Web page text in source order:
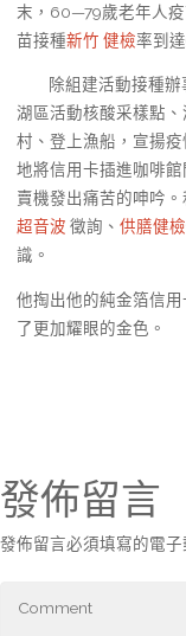
末，60—79歲老年人
苗接種新竹 健檢率到
除組建活動接種辦
湖區活動核酸采樣點
村、登上漁船，宣揚
地將信用卡插進咖啡館
賣機發出痛苦的呻吟
超音波 徵詢、 供膳健檢
識。
他掏出他的純金箔信
了更加耀眼的金色。
發佈留言
發佈留言必須填寫的電子